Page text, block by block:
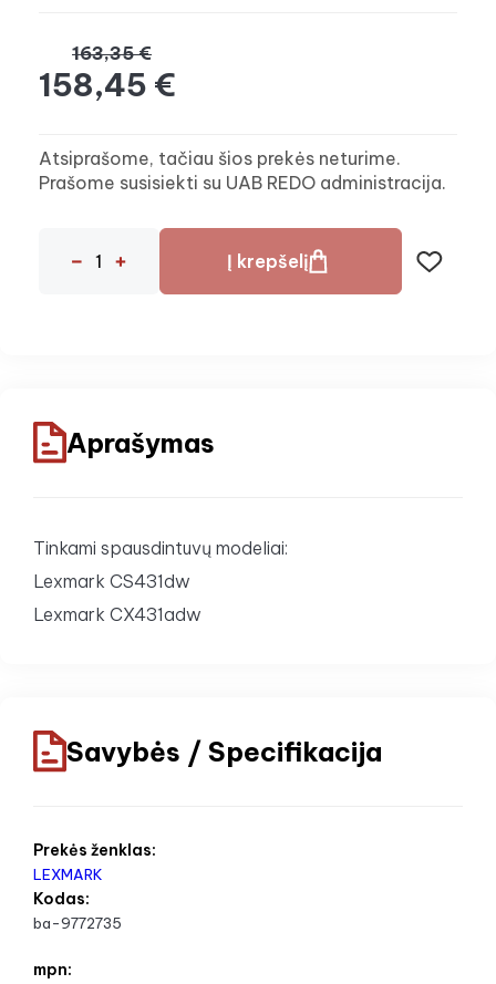
163,35 €
158,45 €
Atsiprašome, tačiau šios prekės neturime.
Prašome susisiekti su UAB REDO administracija.
Į krepšelį
Aprašymas
Tinkami spausdintuvų modeliai:
Lexmark CS431dw
Lexmark CX431adw
Savybės / Specifikacija
Prekės ženklas:
LEXMARK
Kodas:
ba-9772735
mpn: